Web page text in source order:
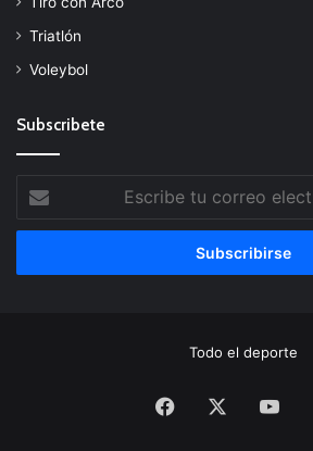
Triatlón
Voleybol
Subscribete
tu
correo
Todo el deporte
Facebook